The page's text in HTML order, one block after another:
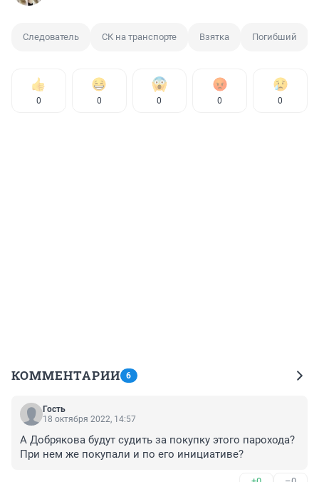
Следователь СК на транспорте Взятка Погибший
0 0 0 0 0
КОММЕНТАРИИ 6
Гость
18 октября 2022, 14:57
А Добрякова будут судить за покупку этого парохода?
При нем же покупали и по его инициативе?